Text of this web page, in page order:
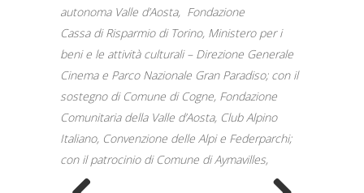
autonoma Valle d’Aosta, Fondazione
Cassa diRisparmio di Torino, Ministero per i
beni e le attività culturali – Direzione Generale
Cinema e Parco Nazionale Gran Paradiso; con il
sostegno di Comune di Cogne, Fondazione
Comunitaria della Valle d’Aosta, Club Alpino
Italiano, Convenzione delle Alpi e Federparchi;
con il patrocinio di Comune di Aymavilles,